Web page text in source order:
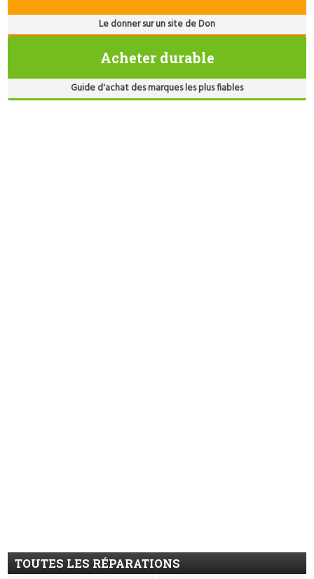
Le donner sur un site de Don
Acheter durable
Guide d'achat des marques les plus fiables
TOUTES LES RÉPARATIONS